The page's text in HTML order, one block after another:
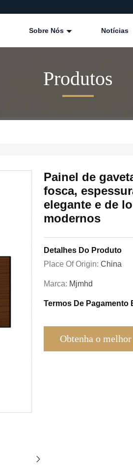
Sobre Nós Notícias
Produtos
Painel de
fosca,
elegante e de
modernos
Detalhes Do Produto
Place Of Origin: China
Marca: Mjmhd
Termos De Pagamento
Obtenha o